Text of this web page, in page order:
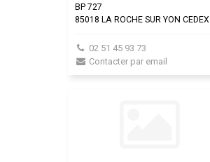
BP 727
85018 LA ROCHE SUR YON CEDEX
02 51 45 93 73
Contacter par email